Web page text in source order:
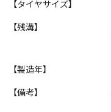
【タイヤサイズ】
【残溝】
【製造年】
【備考】